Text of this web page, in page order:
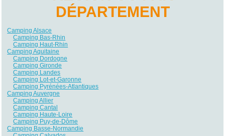
DÉPARTEMENT
Camping Alsace
Camping Bas-Rhin
Camping Haut-Rhin
Camping Aquitaine
Camping Dordogne
Camping Gironde
Camping Landes
Camping Lot-et-Garonne
Camping Pyrénées-Atlantiques
Camping Auvergne
Camping Allier
Camping Cantal
Camping Haute-Loire
Camping Puy-de-Dôme
Camping Basse-Normandie